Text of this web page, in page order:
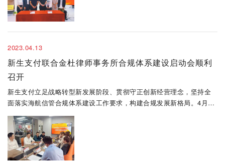
办公室主任..
2023.04.13
新生支付联合金杜律师事务所合规体系建设启动会顺利
召开
新生支付立足战略转型新发展阶段、贯彻守正创新经营理念，坚持全
面落实海航信管合规体系建设工作要求，构建合规发展新格局。4月12
日下午，新生支付联合金杜律师事务所合规体系建设启动会在新生海
口总部顺利召开